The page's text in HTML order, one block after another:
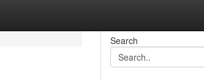
Search